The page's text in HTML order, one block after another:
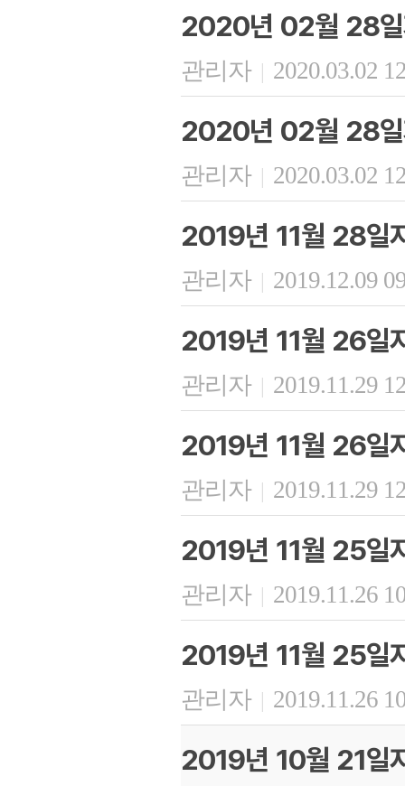
2020년 02월 28일
관리자 | 2020.03.02
2020년 02월 28일
관리자 | 2020.03.02
2019년 11월 28일
관리자 | 2019.12.09
2019년 11월 26일
관리자 | 2019.11.29
2019년 11월 26일
관리자 | 2019.11.29
2019년 11월 25일
관리자 | 2019.11.26
2019년 11월 25일
관리자 | 2019.11.26
2019년 10월 21일